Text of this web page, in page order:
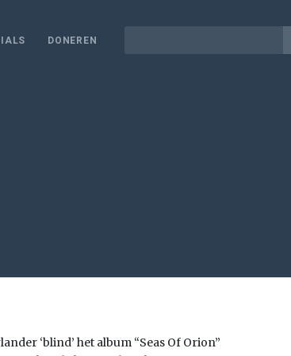
DONEREN
‘blind’ het album “Seas Of Orion”